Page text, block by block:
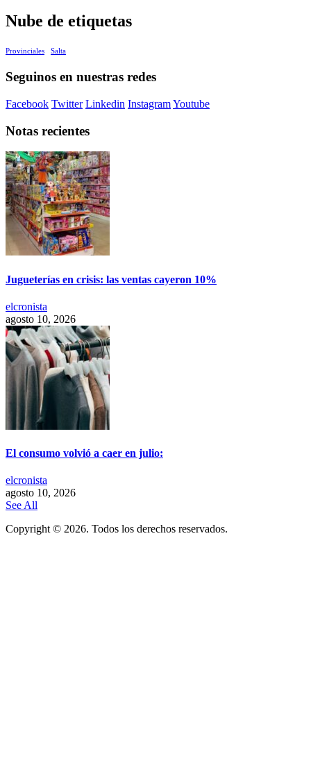
Nube de etiquetas
Provinciales Salta
Seguinos en nuestras redes
Facebook Twitter Linkedin InstagramYoutube
Notas recientes
Jugueterías en crisis: las ventas cayeron 10%
elcronista
agosto 10, 2026
El consumo volvió a caer en julio:
elcronista
agosto 10, 2026
See All
Copyright © 2026. Todos los derechos reservados.